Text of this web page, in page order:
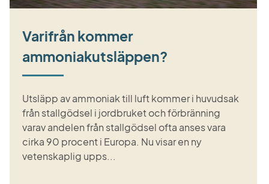
Varifrån kommer
ammoniakutsläppen?
Utsläpp av ammoniak till luft kommer i huvudsak
från stallgödsel i jordbruket och förbränning
varav andelen från stallgödsel ofta anses vara
cirka 90 procent i Europa. Nu visar en ny
vetenskaplig upps...